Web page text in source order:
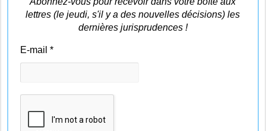
lettres (le jeudi, s'il y a des nouvelles décisions) les
dernières jurisprudences !
E-mail*